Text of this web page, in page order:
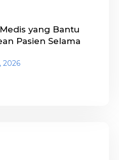
yang Bantu
Pasien Selama
2026